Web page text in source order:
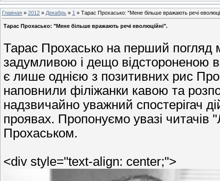
Главная » 2012 » Декабрь » 1 » Тарас Прохасько: "Мене більше вражають речі
Тарас Прохасько: "Мене більше вражають речі еволюційні".
Тарас Прохасько на перший
задумливою і дещо відстороненою
є лише однією з позитивних рис
наповнили філіжанки кавою та
надзвичайно уважний спостерігач
проявах. Пропонуємо увазі читачів
Прохаськом.
<div style="text-align: center;">